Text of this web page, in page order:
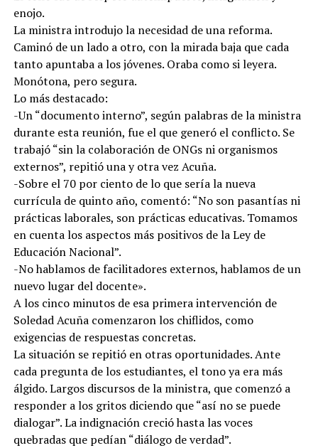
enojo.
La ministra introdujo la necesidad de una reforma.
Caminó de un lado a otro, con la mirada baja que cada
tanto apuntaba a los jóvenes. Oraba como si leyera.
Monótona, pero segura.
Lo más destacado:
-Un “documento interno”, según palabras de la ministra
durante esta reunión, fue el que generó el conflicto. Se
trabajó “sin la colaboración de ONGs ni organismos
externos”, repitió una y otra vez Acuña.
-Sobre el 70 por ciento de lo que sería la nueva
currícula de quinto año, comentó: “No son pasantías ni
prácticas laborales, son prácticas educativas. Tomamos
en cuenta los aspectos más positivos de la Ley de
Educación Nacional”.
-No hablamos de facilitadores externos, hablamos de un
nuevo lugar del docente».
A los cinco minutos de esa primera intervención de
Soledad Acuña comenzaron los chiflidos, como
exigencias de respuestas concretas.
La situación se repitió en otras oportunidades. Ante
cada pregunta de los estudiantes, el tono ya era más
álgido. Largos discursos de la ministra, que comenzó a
responder a los gritos diciendo que “así no se puede
dialogar”. La indignación creció hasta las voces
quebradas que pedían “diálogo de verdad”.